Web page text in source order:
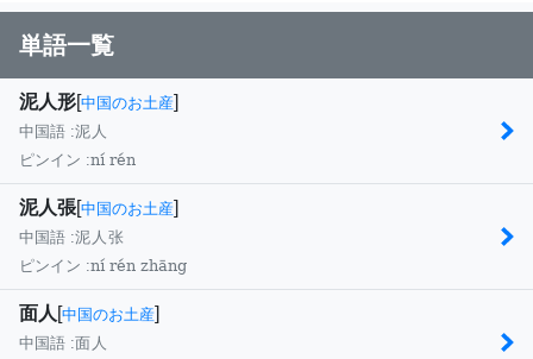
単語一覧
泥人形[中国のお土産]
中国語 :泥人
ピンイン :ní rén
泥人張[中国のお土産]
中国語 :泥人张
ピンイン :ní rén zhāng
面人 [中国のお土産]
中国語 :面人